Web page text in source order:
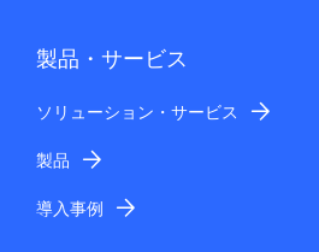
製品・サービス
ソリューション・サービス
製品
導入事例